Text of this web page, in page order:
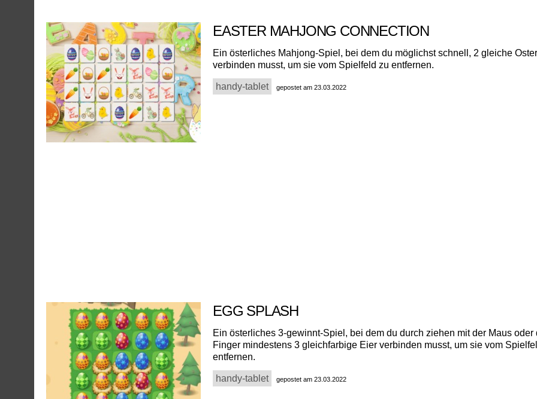
EASTER MAHJONG CONNECTION
Ein österliches Mahjong-Spiel, bei dem du möglichst schnell, 2 gleiche
verbinden musst, um sie vom Spielfeld zu entfernen.
handy-tablet gepostet am 23.03.2022
EGG SPLASH
Ein österliches 3-gewinnt-Spiel, bei dem du durch ziehen mit der Maus oder
Finger mindestens 3 gleichfarbige Eier verbinden musst, um sie vom
entfernen.
handy-tablet gepostet am 23.03.2022